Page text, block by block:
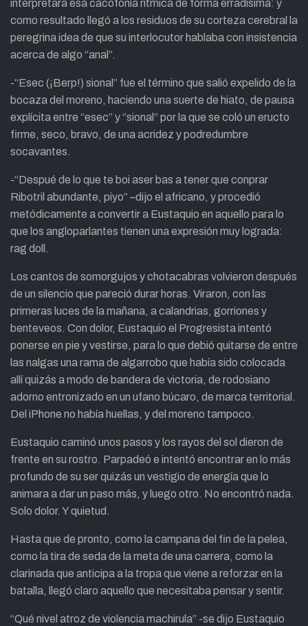
interpretara esa cacofonía rítmica de forma erradísima: y
como resultado llegó a los residuos de su corteza cerebral la
peregrina idea de que su interlocutor hablaba con insistencia
acerca de algo “anal”.
-“Esec (¡Berp!) sional” fue el término que salió expelido de la
bocaza del moreno, haciendo una suerte de hiato, de pausa
explícita entre “esec” y “sional” por la que se coló un eructo
firme, seco, bravo, de una acridez y podredumbre
socavantes.
-“Despué de lo que te boi aser bas a tener que conprar
Ribotril abundante, piyo” –dijo el africano, y procedió
metódicamente a convertir a Eustaquio en aquello para lo
que los angloparlantes tienen una expresión muy lograda:
rag doll.
Los cantos de somorgujos y chotacabras volvieron después
de un silencio que pareció durar horas. Viraron, con las
primeras luces de la mañana, a calandrias, gorriones y
benteveos. Con dolor, Eustaquio el Progresista intentó
ponerse en pie y vestirse, para lo que debió quitarse de entre
las nalgas una rama de algarrobo que había sido colocada
allí quizás a modo de bandera de victoria, de rodosiano
adorno entronizado en un ufano búcaro, de marca territorial.
Del iPhone no había huellas, y del moreno tampoco.
Eustaquio caminó unos pasos y los rayos del sol dieron de
frente en su rostro. Parpadeó e intentó encontrar en lo más
profundo de su ser quizás un vestigio de energía que lo
animara a dar un paso más, y luego otro. No encontró nada.
Solo dolor. Y quietud.
Hasta que de pronto, como la campana del fin de la pelea,
como la tira de seda de la meta de una carrera, como la
clarinada que anticipa a la tropa que viene a reforzar en la
batalla, llegó claro aquello que necesitaba pensar y sentir.
“Qué nivel atroz de violencia machirula” -se dijo Eustaquio